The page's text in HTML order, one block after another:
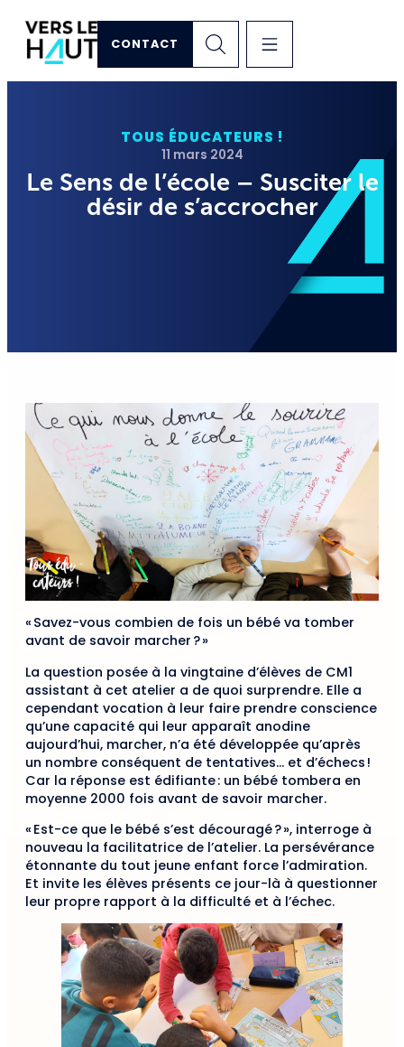
CONTACT
TOUS ÉDUCATEURS !
11 mars 2024
Le Sens de l’école – Susciter le
désir de s’accrocher
« Savez-vous combien de fois un bébé va tomber
avant de savoir marcher ? »
La question posée à la vingtaine d’élèves de CM1
assistant à cet atelier a de quoi surprendre. Elle a
cependant vocation à leur faire prendre conscience
qu’une capacité qui leur apparaît anodine
aujourd’hui, marcher, n’a été développée qu’après
un nombre conséquent de tentatives… et d’échecs !
Car la réponse est édifiante : un bébé tombera en
moyenne 2000 fois avant de savoir marcher.
« Est-ce que le bébé s’est découragé ? », interroge à
nouveau la facilitatrice de l’atelier. La persévérance
étonnante du tout jeune enfant force l’admiration.
Et invite les élèves présents ce jour-là à questionner
leur propre rapport à la difficulté et à l’échec.